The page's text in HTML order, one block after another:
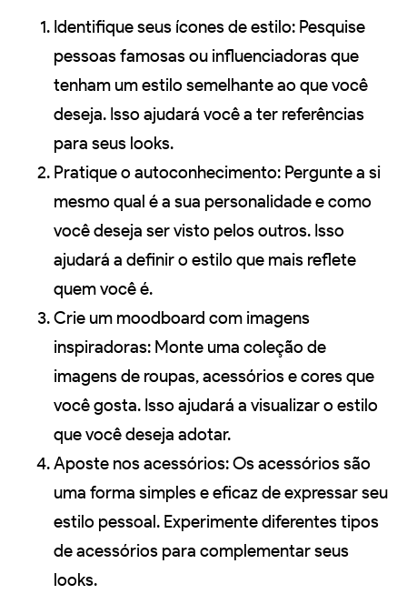
Identifique seus ícones de estilo: Pesquise
pessoas famosas ou influenciadoras que
tenham um estilo semelhante ao que você
deseja. Isso ajudará você a ter referências
para seus looks.
Pratique o autoconhecimento: Pergunte a si
mesmo qual é a sua personalidade e como
você deseja ser visto pelos outros. Isso
ajudará a definir o estilo que mais reflete
quem você é.
Crie um moodboard com imagens
inspiradoras: Monte uma coleção de
imagens de roupas, acessórios e cores que
você gosta. Isso ajudará a visualizar o estilo
que você deseja adotar.
Aposte nos acessórios: Os acessórios são
uma forma simples e eficaz de expressar seu
estilo pessoal. Experimente diferentes tipos
de acessórios para complementar seus
looks.